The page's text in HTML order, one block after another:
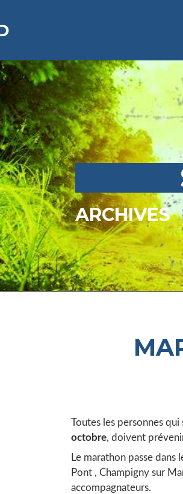
ARCHIVES
Toutes les personnes
octobre, doivent
Le marathon passe
Pont , Champigny sur
accompagnateurs.